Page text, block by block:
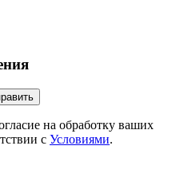
на обработку ваших
с Условиями.